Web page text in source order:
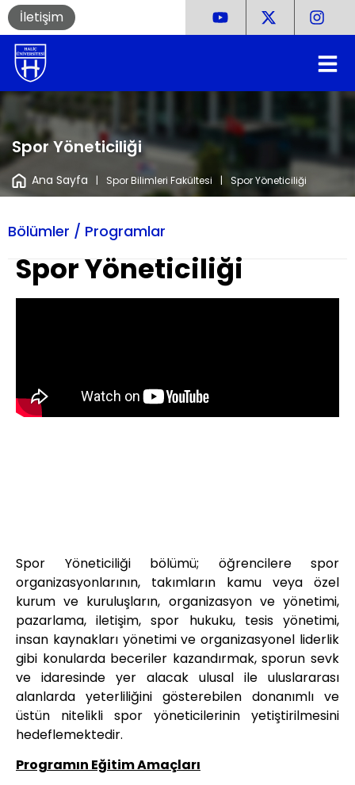
İletişim
Spor Yöneticiliği
Ana Sayfa | Spor Bilimleri Fakültesi | Spor Yöneticiliği
Bölümler / Programlar
Spor Yöneticiliği
Spor Yöneticiliği bölümü; öğrencilere spor
organizasyonlarının, takımların kamu veya özel
kurum ve kuruluşların, organizasyon ve yönetimi,
pazarlama, iletişim, spor hukuku, tesis yönetimi,
insan kaynakları yönetimi ve organizasyonel liderlik
gibi konularda beceriler kazandırmak, sporun sevk
ve idaresinde yer alacak ulusal ile uluslararası
alanlarda yeterliliğini gösterebilen donanımlı ve
üstün nitelikli spor yöneticilerinin yetiştirilmesini
hedeflemektedir.
Programın Eğitim Amaçları